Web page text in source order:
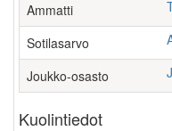
Ammatti
Sotilasarvo
Joukko-osasto
Kuolintiedot